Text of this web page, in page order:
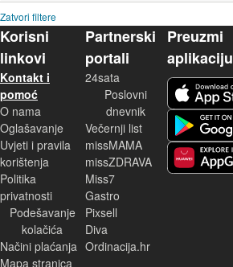
Zatvori filtere
Korisni
linkovi
Kontakt i
pomoć
O nama
Oglašavanje
Uvjeti i pravila
korištenja
Politika
privatnosti
Podešavanje
kolačića
Načini plaćanja
Mapa stranica
Partnerski
portali
24sata
Poslovni
dnevnik
Večernji list
missMAMA
missZDRAVA
Miss7
Gastro
Pixsell
Diva
Ordinacija.hr
Preuzmi
aplikaciju